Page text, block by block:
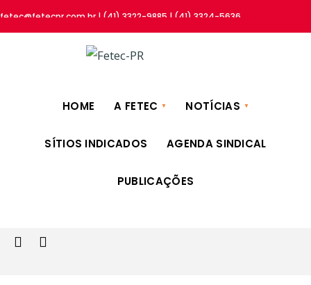
fetec@fetecpr.com.br | (41) 3322-9885 | (41) 3324-5636
HOME A FETEC NOTÍCIAS
SÍTIOS INDICADOS AGENDA SINDICAL
PUBLICAÇÕES